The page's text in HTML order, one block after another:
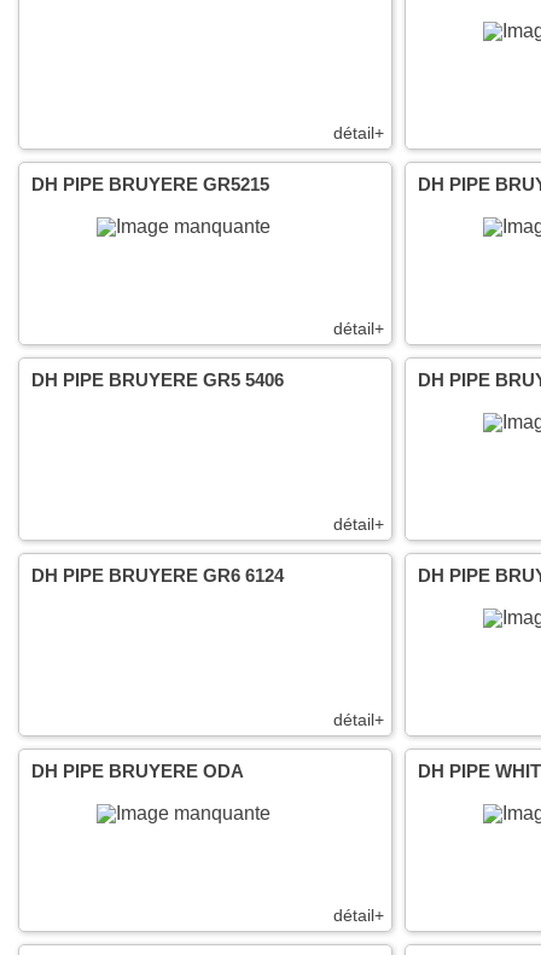
détail+
détail+
DH PIPE BRUYERE GR5215 DH PIPE
détail+
DH PIPE BRUYERE GR5 5406 DH PIPE
détail+
DH PIPE BRUYERE GR6 6124 DH PIPE
détail+
DH PIPE BRUYERE ODA DH PIPE